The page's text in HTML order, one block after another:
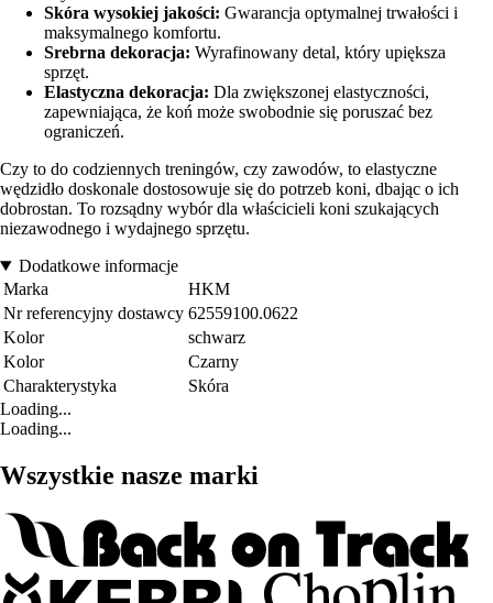
Skóra wysokiej jakości: Gwarancja optymalnej trwałości i
maksymalnego komfortu.
Srebrna dekoracja: Wyrafinowany detal, który upiększa
sprzęt.
Elastyczna dekoracja: Dla zwiększonej elastyczności,
zapewniająca, że koń może swobodnie się poruszać bez
ograniczeń.
Czy to do codziennych treningów, czy zawodów, to elastyczne
wędzidło doskonale dostosowuje się do potrzeb koni, dbając o ich
dobrostan. To rozsądny wybór dla właścicieli koni szukających
niezawodnego i wydajnego sprzętu.
Dodatkowe informacje
Marka
HKM
Nr referencyjny dostawcy 62559100.0622
Kolor
schwarz
Kolor
Czarny
Charakterystyka
Skóra
Loading...
Loading...
Wszystkie nasze marki